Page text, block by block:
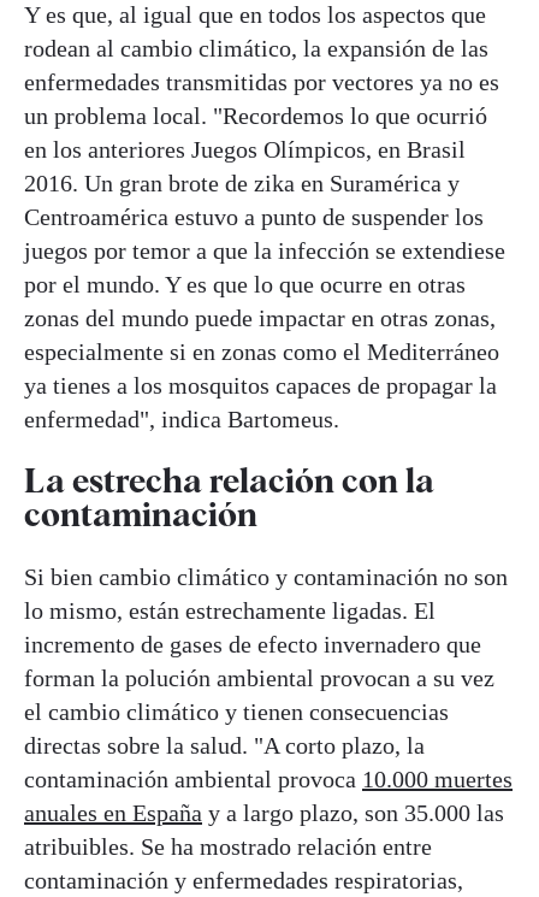
Y es que, al igual que en todos los aspectos que
rodean al cambio climático, la expansión de las
enfermedades transmitidas por vectores ya no es
un problema local. "Recordemos lo que ocurrió
en los anteriores Juegos Olímpicos, en Brasil
2016. Un gran brote de zika en Suramérica y
Centroamérica estuvo a punto de suspender los
juegos por temor a que la infección se extendiese
por el mundo. Y es que lo que ocurre en otras
zonas del mundo puede impactar en otras zonas,
especialmente si en zonas como el Mediterráneo
ya tienes a los mosquitos capaces de propagar la
enfermedad", indica Bartomeus.
La estrecha relación con la
contaminación
Si bien cambio climático y contaminación no son
lo mismo, están estrechamente ligadas. El
incremento de gases de efecto invernadero que
forman la polución ambiental provocan a su vez
el cambio climático y tienen consecuencias
directas sobre la salud. "A corto plazo, la
contaminación ambiental provoca 10.000 muertes
anuales en España y a largo plazo, son 35.000 las
atribuibles. Se ha mostrado relación entre
contaminación y enfermedades respiratorias,